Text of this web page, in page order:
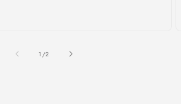
1 /de
2